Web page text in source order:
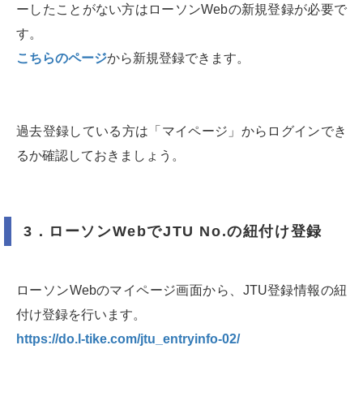
ーしたことがない方はローソンWebの新規登録が必要で
す。
こちらのページから新規登録できます。
過去登録している方は「マイページ」からログインでき
るか確認しておきましょう。
3．ローソンWebでJTU No.の紐付け登録
ローソンWebのマイページ画面から、JTU登録情報の紐
付け登録を行います。
https://do.l-tike.com/jtu_entryinfo-02/